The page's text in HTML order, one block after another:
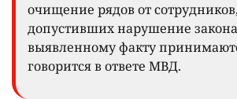
очищение рядов от сотрудников,
допустивших нарушение
выявленному факту
говорится в ответе МВД.